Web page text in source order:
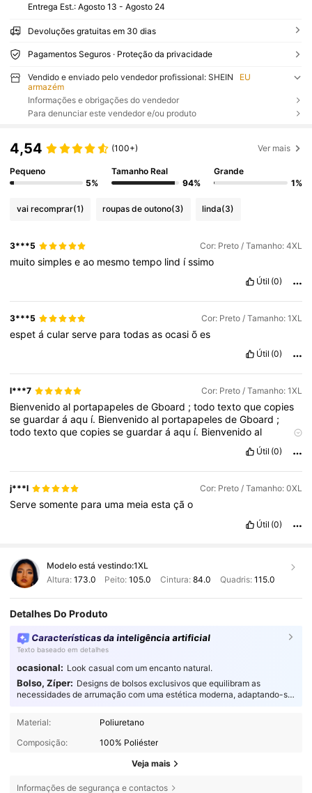
Entrega Est.: Agosto 13 - Agosto 24
Devoluções gratuitas em 30 dias
Pagamentos Seguros · Proteção da privacidade
Vendido e enviado pelo vendedor profissional: SHEIN
EU
armazém
Informações e obrigações do vendedor
Para denunciar este vendedor e/ou produto
4,54 (100+) Ver mais
Pequeno
5%
Tamanho Real
94%
Grande
1%
vai recomprar(1) roupas de outono(3) linda(3)
3***5 Cor: Preto / Tamanho: 4XL
muitosimpleseao mesmotempo lind íssimo
Útil (0)
3***5 Cor: Preto / Tamanho: 1XL
espetácularserve paratodasasocasiões
Útil (0)
l***7 Cor: Preto / Tamanho: 1XL
Bienvenidoal portapapelesdeGboard ;todotextoquecopies
seguardaráaqu í. Bienvenidoal portapapelesdeGboard ;
todotextoquecopiesseguardaráaqu í. Bienvenidoal
guardar
textoque
copiesseguardaráaquí.Bienvenidoalportapapelesde
Gboard
todo
al
portapapeles quecopies seguardará
aquí. Bienvenidoal portapapelesdeGboard
Útil (0)
j***l Cor: Preto / Tamanho: 0XL
Servesomente para uma meiaestação
Útil (0)
Modelo está vestindo:1XL
Altura: 173.0 Peito:105.0 Cintura: 84.0 Quadris: 115.0
Detalhes Do Produto
Características da inteligência artificial
Texto baseado em detalhes
ocasional: Look casual com um encanto natural.
Bolso, Zíper: Designs de bolsos exclusivos que equilibram as
necessidades de arrumação com uma estética moderna, adaptando-se
Material:
Poliuretano
Composição:
100% Poliéster
Veja mais
Informações de segurança e contactos